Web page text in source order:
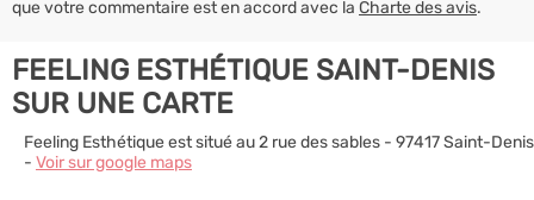
que votre commentaire est en accord avec la Charte des avis.
FEELING ESTHÉTIQUE SAINT-DENIS
SUR UNE CARTE
Feeling Esthétique est situé au 2 rue des sables - 97417 Saint-Denis
- Voir sur google maps